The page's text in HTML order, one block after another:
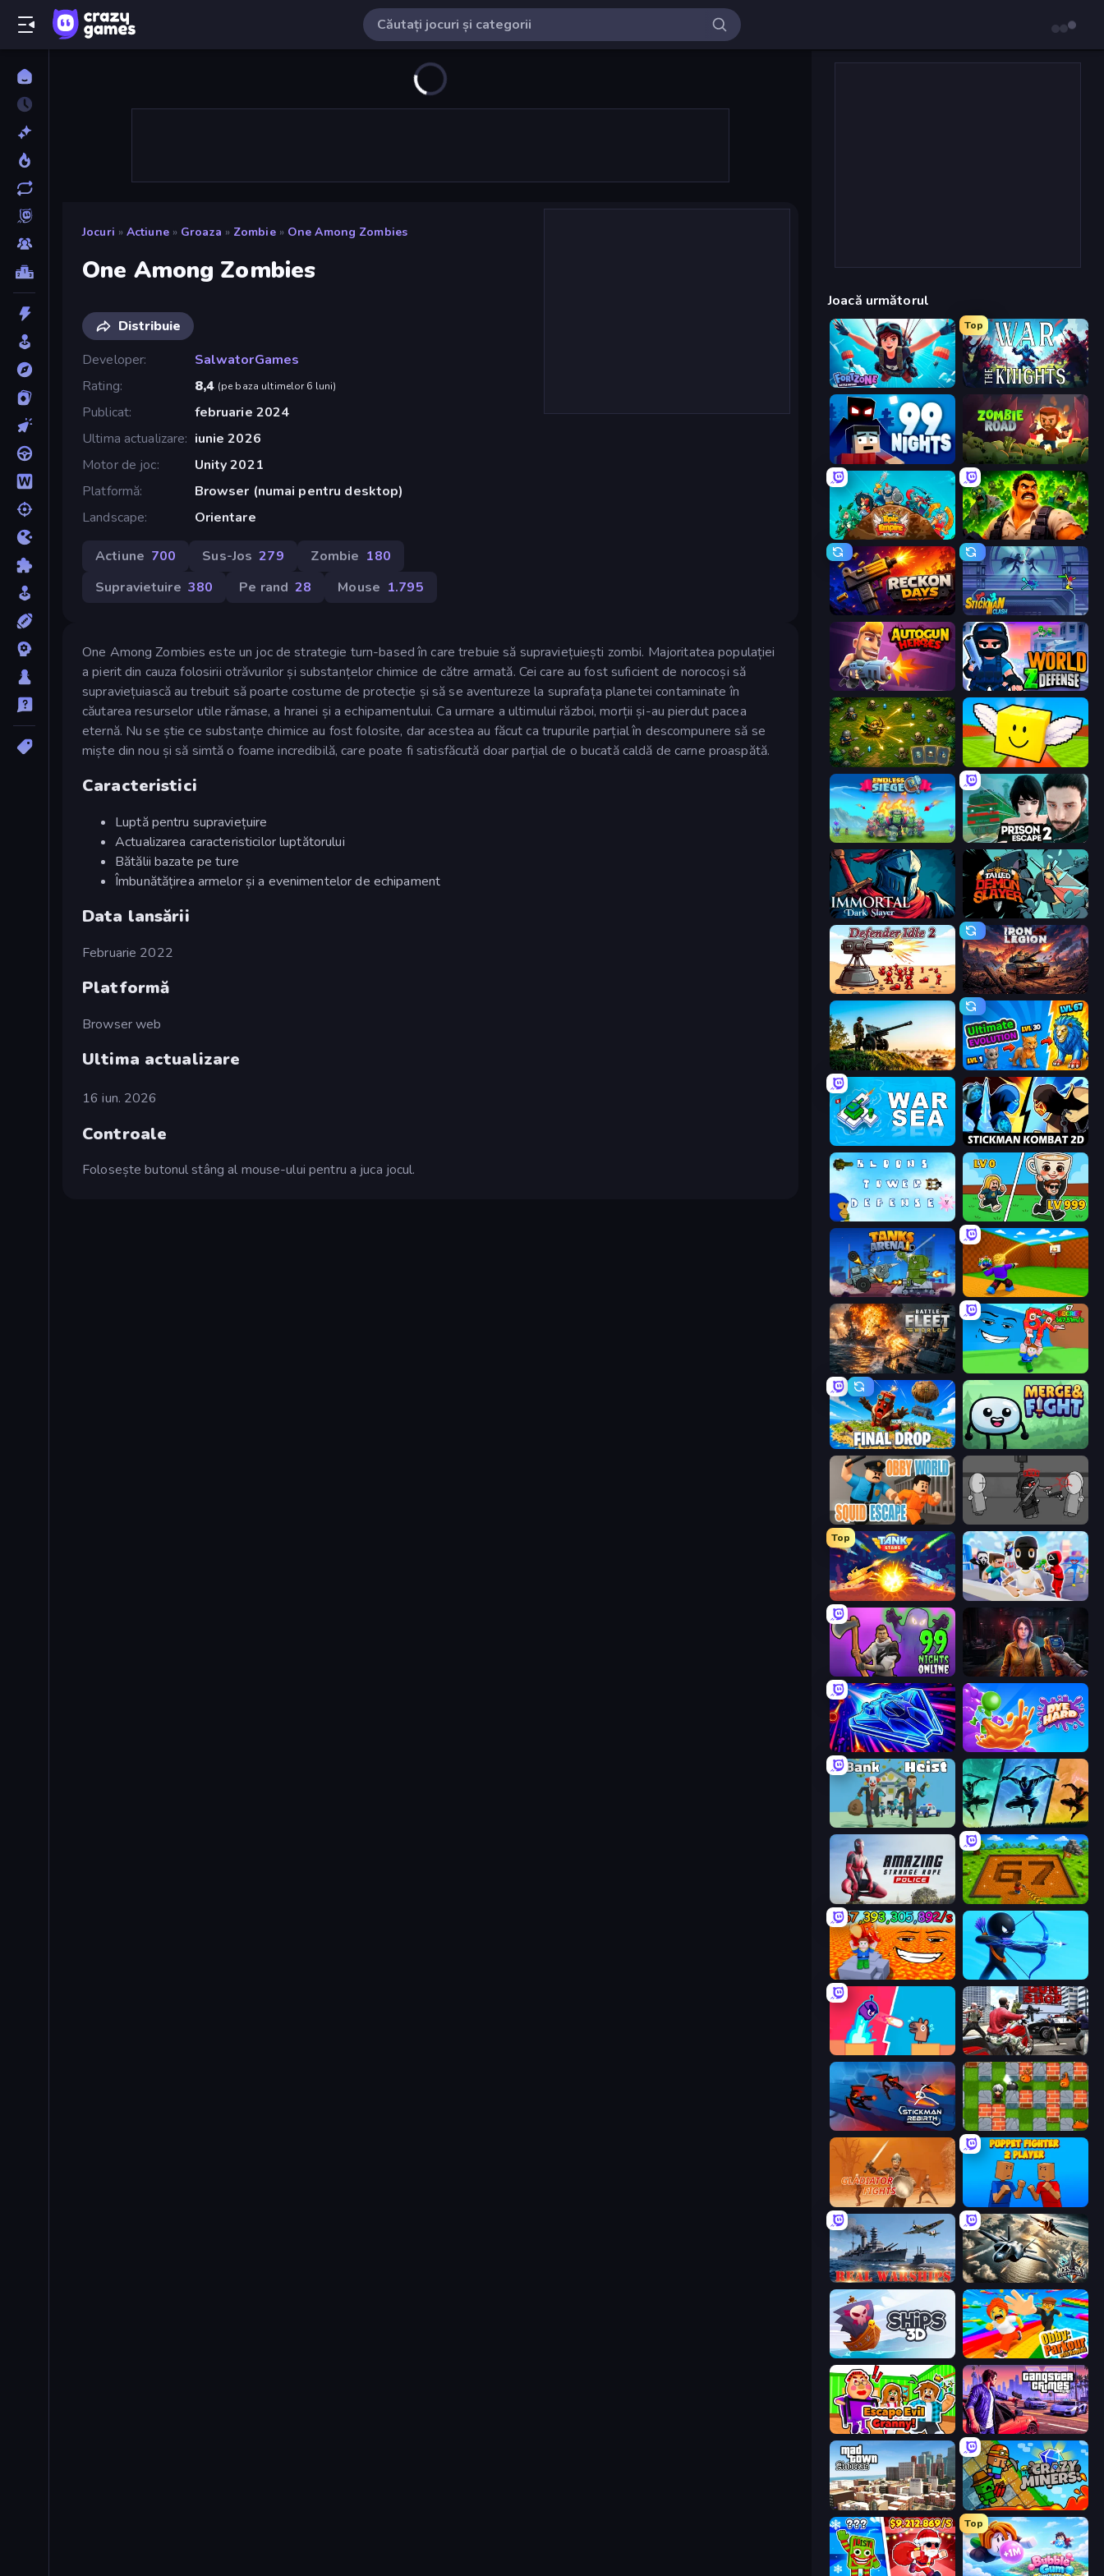
Jocuri » Actiune » Groaza » Zombie » One Among Zombies
One Among Zombies
Distribuie
Developer
SalwatorGames
Rating
8,4 (pe baza ultimelor 6 luni)
Publicat
februarie 2024
Ultima actualizare
iunie 2026
Motor de joc
Unity 2021
Platformă
Browser (numai pentru desktop)
Landscape
Orientare
Actiune 700 Sus-Jos 279 Zombie 180
Supravietuire 380 Pe rand 28 Mouse 1.795
One Among Zombies este un joc de strategie turn-based în care trebuie să supraviețuiești zombi. Majoritatea populației
a pierit din cauza folosirii otrăvurilor și substanțelor chimice de către armată. Cei care au fost suficient de norocoși să
supraviețuiască au trebuit să poarte costume de protecție și să se aventureze la suprafața planetei contaminate în
căutarea resurselor utile rămase, a hranei și a echipamentului. Ca urmare a ultimului război, morții și-au pierdut pacea
eternă. Nu se știe ce substanțe chimice au fost folosite, dar acestea au făcut ca trupurile parțial în descompunere să se
miște din nou și să simtă o foame incredibilă, care poate fi satisfăcută doar parțial de o bucată caldă de carne proaspătă.
Caracteristici
Luptă pentru supraviețuire
Actualizarea caracteristicilor luptătorului
Bătălii bazate pe ture
Îmbunătățirea armelor și a evenimentelor de echipament
Data lansării
Februarie 2022
Platformă
Browser web
Ultima actualizare
16 iun. 2026
Controale
Folosește butonul stâng al mouse-ului pentru a juca jocul.
Joacă următorul
Fortzone Battle Royale
Top
War the Knights
99 Nights (Bloxd.io) Zombie Road
Epic Empire: Tower Defense Zombie Lab Escape
Reckon Days Stickman Clash
Autogun Heroes World Z Defense - Zombie Defense
Tiny Ranger Lucky Brainrot Blocks Online
Endless Siege Prison Escape 2
Immortal: Dark Slayer Tailed Demon Slayer
Defender Idle 2 Iron Legion
Artillery Vs Tanks Ultimate Evolution
War Sea Stickman Kombat 2D
Brainrot Arena Online
Tanks Arena io: Craft & Combat Throw a Lucky Block
Battle Fleet World
Final Drop Merge & Fight
Madness Project Nexus
Top
Tank Stars
99 Nights in the Forest Online Survival Zone Zombie Outbreak
Stellar Swarm Dye Hard
Bank Heist Shadow Ninja Revenge
Amazing Strange Rope Police Obby: Dig Brainrots
Escape Lava for Brainrots! Archers Random
Boom Slingers ReBoom Grand Action Simulator: New York
Stickman Rebirth Bomber Friends
Gladiator Fights Puppet Fighter 2 Player
Real Warships Aces of the Sky: Epic Dogfights
Ships 3D Obby: Parkour with Ragdoll
Escape Evil Granny! Gangster Crimes Online 6: Mafia City
Mad Town Andreas: Mafia Storie Crazy Miners
Top